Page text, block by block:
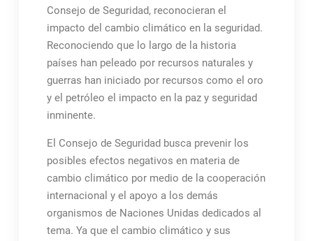
Consejo de Seguridad, reconocieran el
impacto del cambio climático en la seguridad.
Reconociendo que lo largo de la historia
países han peleado por recursos naturales y
guerras han iniciado por recursos como el oro
y el petróleo el impacto en la paz y seguridad
inminente.
El Consejo de Seguridad busca prevenir los
posibles efectos negativos en materia de
cambio climático por medio de la cooperación
internacional y el apoyo a los demás
organismos de Naciones Unidas dedicados al
tema. Ya que el cambio climático y sus